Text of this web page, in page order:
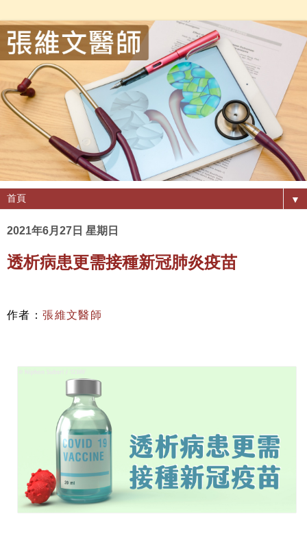
▼
2021年6月27日 星期日
透析病患更需接種新冠肺炎疫苗
作者：張維文醫師